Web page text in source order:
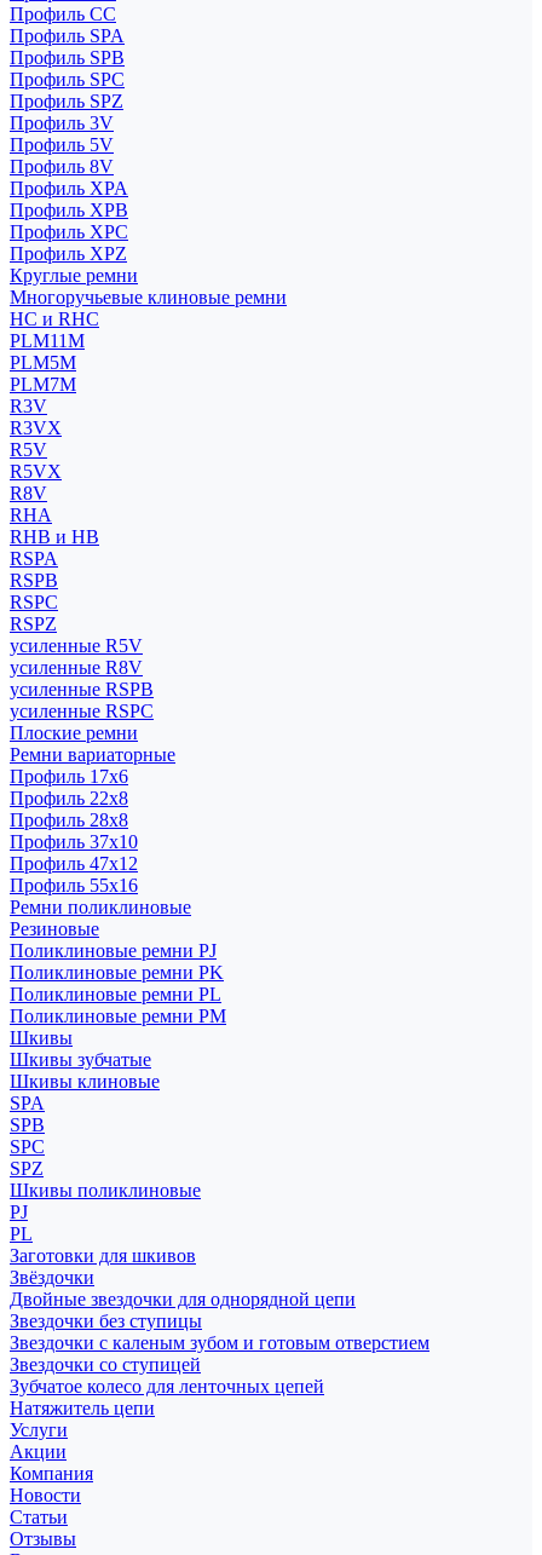
Профиль CC
Профиль SPA
Профиль SPB
Профиль SPC
Профиль SPZ
Профиль 3V
Профиль 5V
Профиль 8V
Профиль XPA
Профиль XPB
Профиль XPC
Профиль XPZ
Круглые ремни
Многоручьевые клиновые ремни
HC и RHC
PLM11M
PLM5M
PLM7M
R3V
R3VX
R5V
R5VX
R8V
RHA
RHB и HB
RSPA
RSPB
RSPC
RSPZ
усиленные R5V
усиленные R8V
усиленные RSPB
усиленные RSPC
Плоские ремни
Ремни вариаторные
Профиль 17x6
Профиль 22x8
Профиль 28x8
Профиль 37x10
Профиль 47x12
Профиль 55x16
Ремни поликлиновые
Резиновые
Поликлиновые ремни PJ
Поликлиновые ремни PK
Поликлиновые ремни PL
Поликлиновые ремни PM
Шкивы
Шкивы зубчатые
Шкивы клиновые
SPA
SPB
SPC
SPZ
Шкивы поликлиновые
PJ
PL
Заготовки для шкивов
Звёздочки
Двойные звездочки для однорядной цепи
Звездочки без ступицы
Звездочки с каленым зубом и готовым отверстием
Звездочки со ступицей
Зубчатое колесо для ленточных цепей
Натяжитель цепи
Услуги
Акции
Компания
Новости
Статьи
Отзывы